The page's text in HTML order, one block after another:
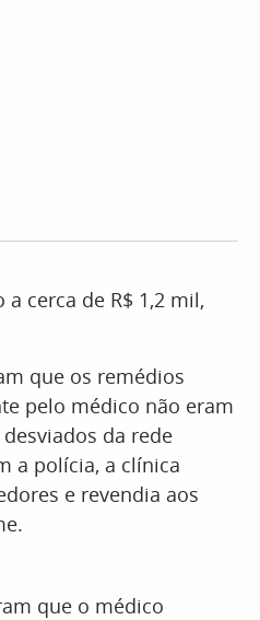
cerca de R$ 1,2 mil,
que os remédios
pelo médico não eram
da rede
a polícia, a clínica
e revendia aos
que o médico